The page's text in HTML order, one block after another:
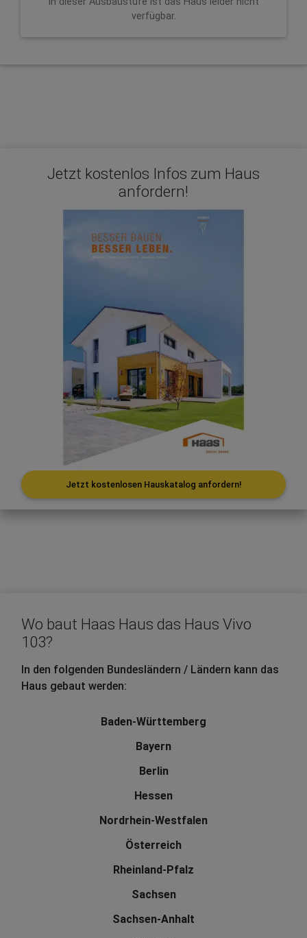
verfügbar.
Jetzt kostenlos Infos zum Haus
anfordern!
Jetzt kostenlosen Hauskatalog anfordern!
Wo baut Haas Haus das Haus Vivo
103?
In den folgenden Bundesländern / Ländern kann das
Haus gebaut werden:
Baden-Württemberg
Bayern
Berlin
Hessen
Nordrhein-Westfalen
Österreich
Rheinland-Pfalz
Sachsen
Sachsen-Anhalt